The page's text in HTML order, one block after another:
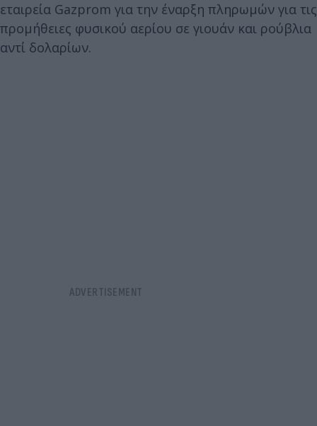
εταιρεία Gazprom για την έναρξη πληρωμών για τις
προμήθειες φυσικού αερίου σε γιουάν και ρούβλια
αντί δολαρίων.